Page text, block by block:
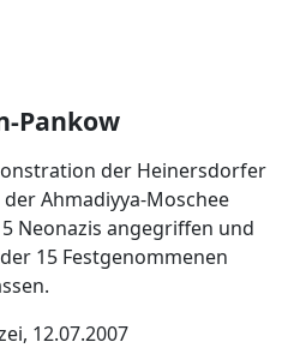
Pankow
der Heinersdorfer
Ahmadiyya-Moschee
Neonazis angegriffen und
15 Festgenommenen
12.07.2007